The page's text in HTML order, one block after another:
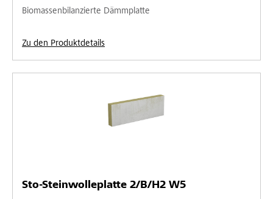
Biomassenbilanzierte Dämmplatte
Zu den Produktdetails
Sto-Steinwolleplatte 2/B/H2 W5